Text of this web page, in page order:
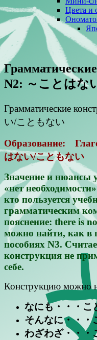
Цвета и
N2: ～ことはな
Грамматические
い/こともない
Образование:
はない/こともない
Значение и нюансы
«нет
кто пользуется
грамматическим
пояснение: there is
можно найти, как в
пособиях N3.
конструкция не
себе.
Конструкцию можно
なにも・・・こ
そんなに・・・
わざわざ・・・